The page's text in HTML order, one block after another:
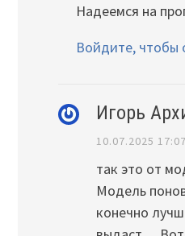
Надеемся на
Войдите, чтобы
Игорь
10.07.2025 17:07
так это от
Модель
конечно